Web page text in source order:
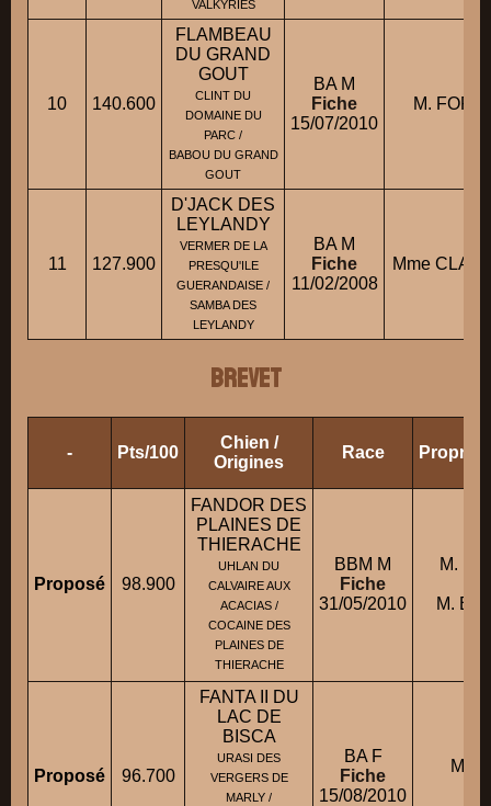
VALKYRIES
10 140.600
FLAMBEAU
DU GRAND
GOUT
CLINT DU
DOMAINE DU
PARC /
BABOU DU GRAND
GOUT
BA M
Fiche
15/07/2010
M.
11 127.900
D'JACK DES
LEYLANDY
VERMER DE LA
PRESQU'ILE
GUERANDAISE /
SAMBA DES
LEYLANDY
BA M
Fiche
11/02/2008
Mme
BREVET
- Pts/100
Chien /
Origines
Race
Proposé 98.900
FANDOR DES
PLAINES DE
THIERACHE
UHLAN DU
CALVAIRE AUX
ACACIAS /
COCAINE DES
PLAINES DE
THIERACHE
BBM M
Fiche
31/05/2010
M.
M.
Proposé 96.700
FANTA II DU
LAC DE
BISCA
URASI DES
VERGERS DE
MARLY /
BA F
Fiche
15/08/2010
Mlle